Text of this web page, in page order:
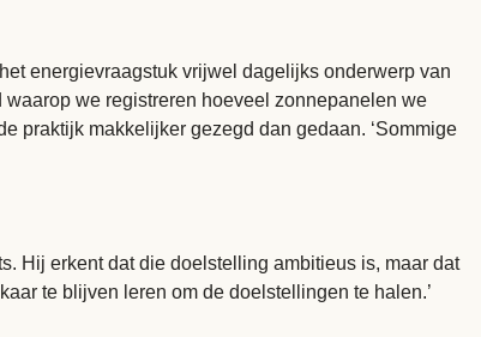
energievraagstuk vrijwel dagelijks onderwerp van
waarop we registreren hoeveel zonnepanelen we
praktijk makkelijker gezegd dan gedaan. ‘Sommige
Hij erkent dat die doelstelling ambitieus is, maar dat
te blijven leren om de doelstellingen te halen.’